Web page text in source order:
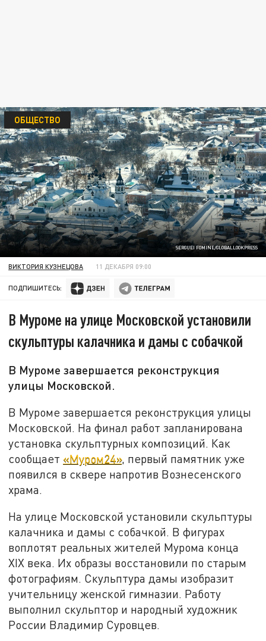
SERGUEI FOMINE/GLOBALLOOKPRESS
ОБЩЕСТВО
ВИКТОРИЯ КУЗНЕЦОВА 11 ДЕКАБРЯ 09:00
ПОДПИШИТЕСЬ:
В Муроме на улице Московской установили
скульптуры калачника и дамы с собачкой
В Муроме завершается реконструкция
улицы Московской.
В Муроме завершается реконструкция улицы
Московской. На финал работ запланирована
установка скульптурных композиций. Как
сообщает «Муром24», первый памятник уже
появился в сквере напротив Вознесенского
храма.
На улице Московской установили скульптуры
калачника и дамы с собачкой. В фигурах
воплотят реальных жителей Мурома конца
XIX века. Их образы восстановили по старым
фотографиям. Скульптура дамы изобразит
учительницу женской гимназии. Работу
выполнил скульптор и народный художник
России Владимир Суровцев.